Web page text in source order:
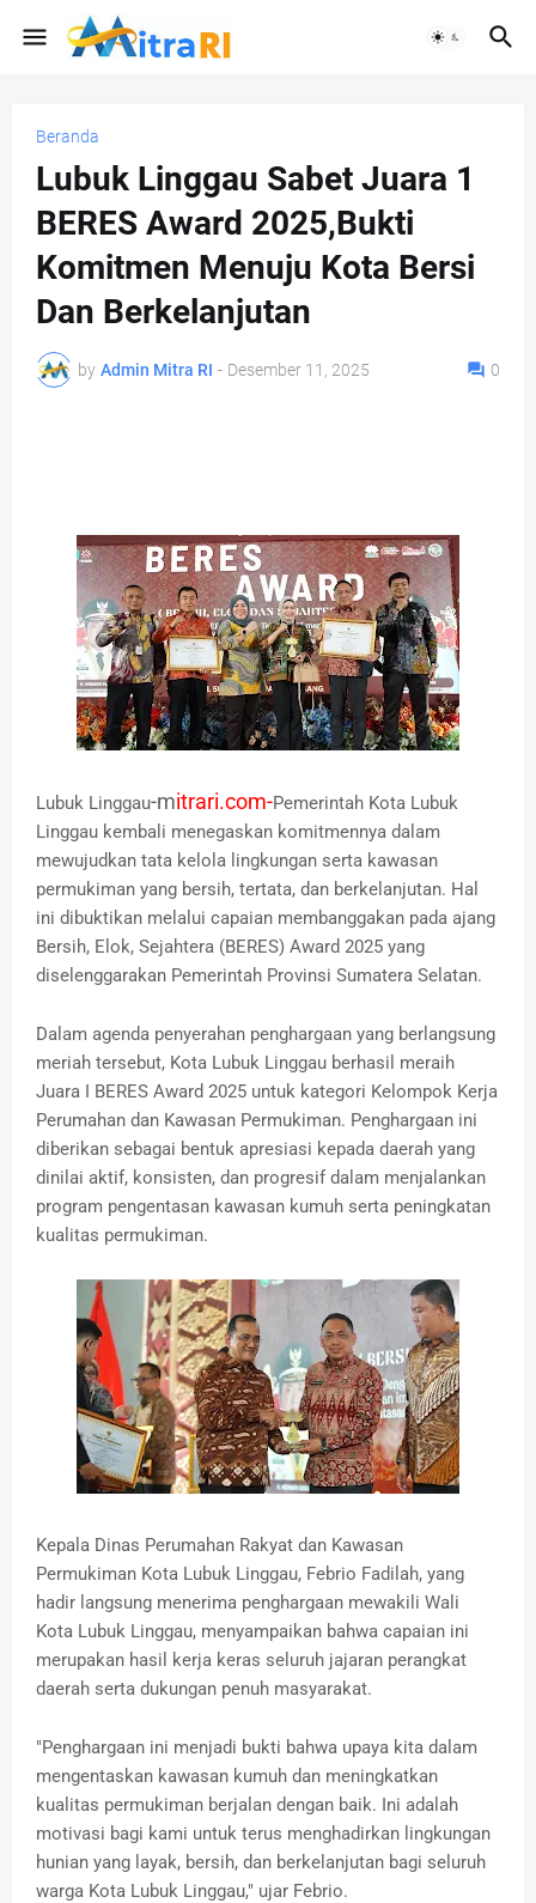
Beranda
Lubuk Linggau Sabet Juara 1
BERES Award 2025,Bukti
Komitmen Menuju Kota Bersi
Dan Berkelanjutan
by Admin Mitra RI - Desember 11, 2025 0
Lubuk Linggau-mitrari.com-Pemerintah Kota Lubuk
Linggau kembali menegaskan komitmennya dalam
mewujudkan tata kelola lingkungan serta kawasan
permukiman yang bersih, tertata, dan berkelanjutan. Hal
ini dibuktikan melalui capaian membanggakan pada ajang
Bersih, Elok, Sejahtera (BERES) Award 2025 yang
diselenggarakan Pemerintah Provinsi Sumatera Selatan.
‎Dalam agenda penyerahan penghargaan yang berlangsung
meriah tersebut, Kota Lubuk Linggau berhasil meraih
Juara I BERES Award 2025 untuk kategori Kelompok Kerja
Perumahan dan Kawasan Permukiman. Penghargaan ini
diberikan sebagai bentuk apresiasi kepada daerah yang
dinilai aktif, konsisten, dan progresif dalam menjalankan
program pengentasan kawasan kumuh serta peningkatan
kualitas permukiman.
‎Kepala Dinas Perumahan Rakyat dan Kawasan
Permukiman Kota Lubuk Linggau, Febrio Fadilah, yang
hadir langsung menerima penghargaan mewakili Wali
Kota Lubuk Linggau, menyampaikan bahwa capaian ini
merupakan hasil kerja keras seluruh jajaran perangkat
daerah serta dukungan penuh masyarakat.
‎"Penghargaan ini menjadi bukti bahwa upaya kita dalam
mengentaskan kawasan kumuh dan meningkatkan
kualitas permukiman berjalan dengan baik. Ini adalah
motivasi bagi kami untuk terus menghadirkan lingkungan
hunian yang layak, bersih, dan berkelanjutan bagi seluruh
warga Kota Lubuk Linggau," ujar Febrio.